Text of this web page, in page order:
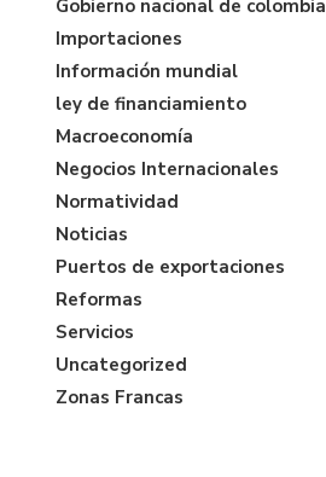
Gobierno nacional de colombia
Importaciones
Información mundial
ley de financiamiento
Macroeconomía
Negocios Internacionales
Normatividad
Noticias
Puertos de exportaciones
Reformas
Servicios
Uncategorized
Zonas Francas